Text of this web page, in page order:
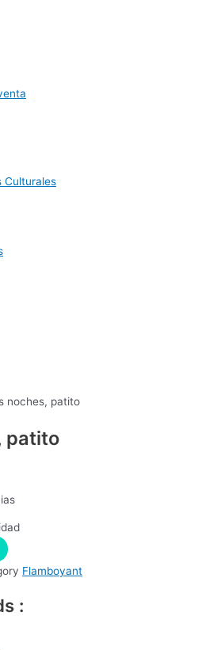
Culturales
noches, patito
patito
Flamboyant
: